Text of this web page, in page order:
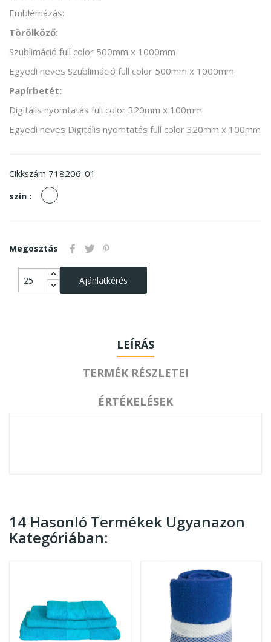
Emblémázás:
Törölköző:
Szublimáció full color 500mm x 1000mm
Egyedi neves Szublimáció full color 500mm x 1000mm
Papírbetét:
Digitális nyomtatás full color 320mm x 100mm
Egyedi neves Digitális nyomtatás full color 320mm x 100mm
Cikkszám 718206-01
szín :
fehér
Megosztás
Ajánlatkérés
LEÍRÁS
TERMÉK RÉSZLETEI
ÉRTÉKELÉSEK
14 Hasonló Termékek Ugyanazon
Kategóriában: